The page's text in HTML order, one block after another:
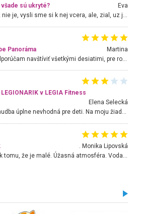
sú ukryté?
Eva
Hojdacka v Krpelanoch uz nie je, vysli sme si k nej vcera, ale, zial, uz je znicena. Ak sem planujete cestu len kvoli hojdacke, mozete si ju usetrit. Krasny vyhlad je tu vsak aj bez hojdacky :-)
Panoráma
Martina
Nádherné miesto ktoré odporúčam navštíviť všetkými desiatimi, pre rodiny s deťmi, dôchodcom... Proste a jednoducho ozaj rozprávkový les.. určite ešte prídeme. Odniesli sme si na pamiatku krásne tričká,
v LEGIA Fitness
Elena Selecká
Kútik výborný, ale hlučná hudba úplne nevhodná pre deti. Na moju žiadosť o aspoň sušenie nereagovali.
. Monika Lipovská
Úžasné prostredie, napriek tomu, že je malé. Úžasná atmosféra. Voda fantastická a nádherná. Ľudí je pomerne veľa, ale su mili a ohľaduplní. Je veľmi zaujímavé sledovať, ako dokážu spolu športovať cudzí ľudia a bez ohľadu na vek. Vládne tu pohoda. Vnuka neviem dostať z vody. Ďakujem za krásny deň . Urcite sa sem vrátim. Jediný problém je s parkovaním, ale aj ten sa mi podarilo vyriešiť. Monika Bratislava